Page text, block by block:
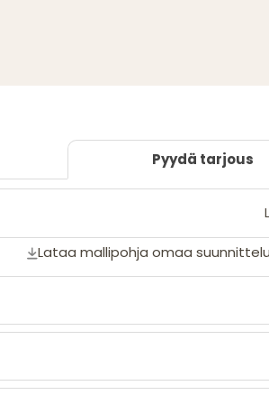
Pyydä tarjous
Lataa mallipohja omaa